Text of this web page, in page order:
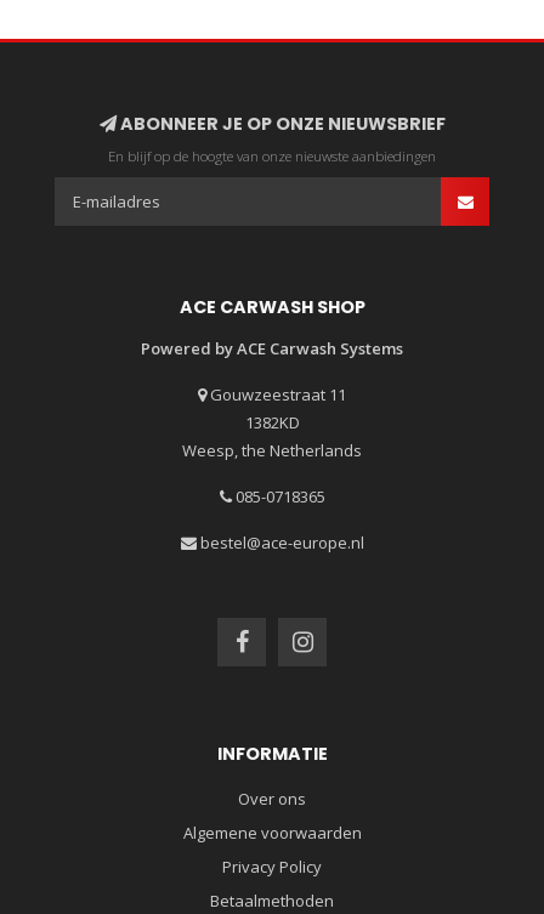
ABONNEER JE OP ONZE NIEUWSBRIEF
En blijf op de hoogte van onze nieuwste aanbiedingen
ACE CARWASH SHOP
Powered by ACE Carwash Systems
Gouwzeestraat 11
1382KD
Weesp, the Netherlands
085-0718365
bestel@ace-europe.nl
INFORMATIE
Over ons
Algemene voorwaarden
Privacy Policy
Betaalmethoden